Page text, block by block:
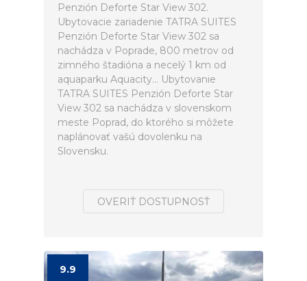
Penzión Deforte Star View 302.
Ubytovacie zariadenie TATRA SUITES
Penzión Deforte Star View 302 sa
nachádza v Poprade, 800 metrov od
zimného štadióna a necelý 1 km od
aquaparku Aquacity... Ubytovanie
TATRA SUITES Penzión Deforte Star
View 302 sa nachádza v slovenskom
meste Poprad, do ktorého si môžete
naplánovať vašú dovolenku na
Slovensku.
OVERIŤ DOSTUPNOSŤ
9.9